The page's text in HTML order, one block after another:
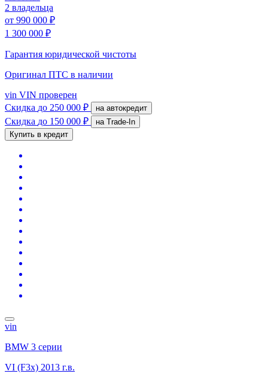
2 владельца
от 990 000 ₽
1 300 000 ₽
Гарантия юридической чистоты
Оригинал ПТС в наличии
vin VIN проверен
Скидка до 250 000 ₽ на автокредит
Скидка до 150 000 ₽
на Trade-In
Купить в кредит
vin
BMW 3 серии
VI (F3x) 2013 г.в.